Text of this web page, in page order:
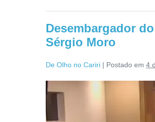
Desembargador
Sérgio Moro
De Olho no Cariri | Postado em 4